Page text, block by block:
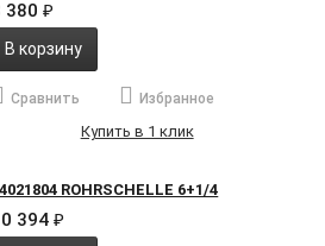
380₽
В корзину
Сравнить Избранное
Купить в 1 клик
ROHRSCHELLE 6+1/4
394₽